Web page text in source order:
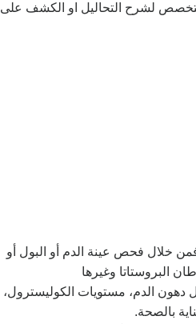
لشرح التحاليل او الكشف على
خلال فحص عينة الدم أو البول أو
البروستاتا وغيرها
دهون الدم، مستويات الكوليسترول،
بالصحة.